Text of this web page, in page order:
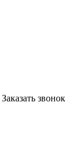
Заказать звонок